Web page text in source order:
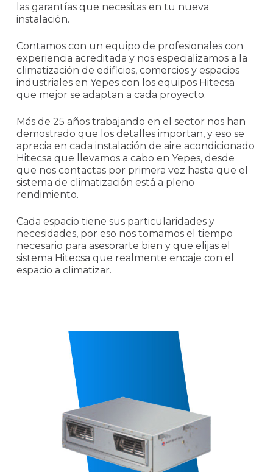
las garantías que necesitas en tu nueva
instalación.
Contamos con un equipo de profesionales con
experiencia acreditada y nos especializamos a la
climatización de edificios, comercios y espacios
industriales en Yepes con los equipos Hitecsa
que mejor se adaptan a cada proyecto.
Más de 25 años trabajando en el sector nos han
demostrado que los detalles importan, y eso se
aprecia en cada instalación de aire acondicionado
Hitecsa que llevamos a cabo en Yepes, desde
que nos contactas por primera vez hasta que el
sistema de climatización está a pleno
rendimiento.
Cada espacio tiene sus particularidades y
necesidades, por eso nos tomamos el tiempo
necesario para asesorarte bien y que elijas el
sistema Hitecsa que realmente encaje con el
espacio a climatizar.